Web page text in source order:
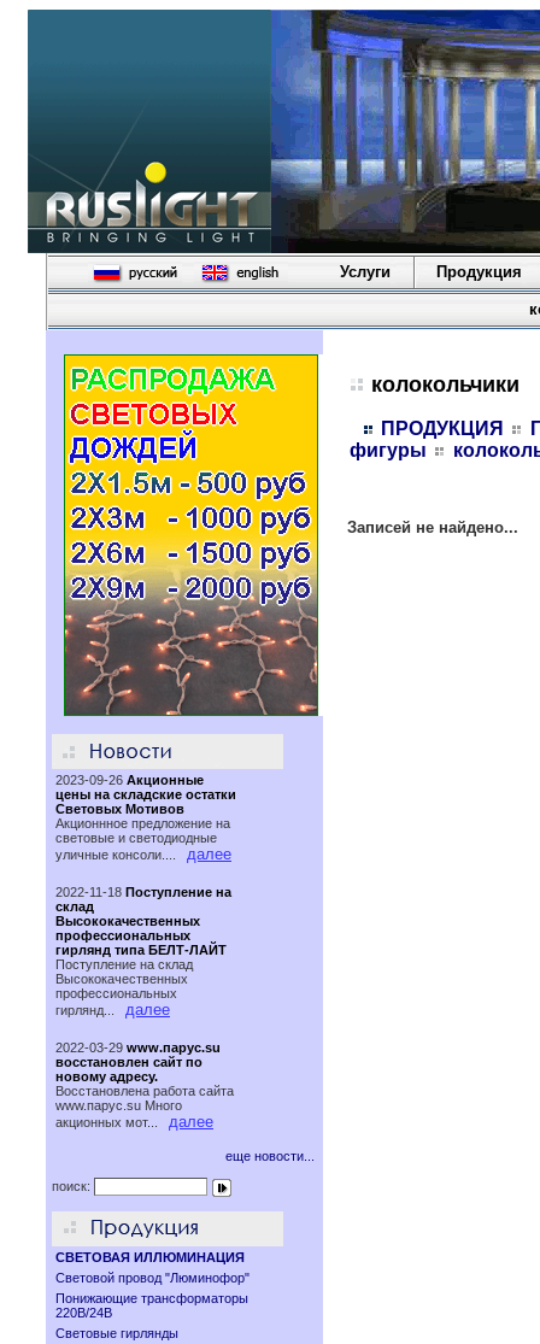
Услуги Продукция
2023-09-26 Акционные
цены на складские остатки
Световых Мотивов
Акционнное предложение на
световые и светодиодные
уличные консоли....
далее
2022-11-18 Поступление на
склад
Высококачественных
профессиональных
гирлянд типа БЕЛТ-ЛАЙТ
Поступление на склад
Высококачественных
профессиональных
гирлянд...
далее
2022-03-29 www.парус.su
восстановлен сайт по
новому адресу.
Восстановлена работа сайта
www.паруc.su Много
акционных мот...
далее
еще новости...
поиск:
СВЕТОВАЯ ИЛЛЮМИНАЦИЯ
Световой провод "Люминофор"
Понижающие трансформаторы
220В/24В
Световые гирлянды
колокольчики
ПРОДУКЦИЯ
фигуры
Записей не найдено...